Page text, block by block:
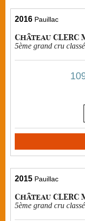
2016 Pauillac
Château CLERC
5ème grand cru classé
2015 Pauillac
Château CLERC
5ème grand cru classé